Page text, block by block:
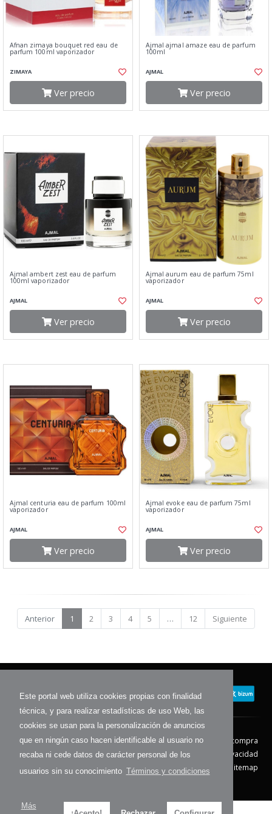
Este portal web utiliza cookies propias con finalidad
técnica, y para realizar estadísticas de uso Web, las
cookies se usan para la personalización de anuncios
que en ningún caso hacen identificable al usuario no
recaba ni cede datos de carácter personal de los
usuarios sin su conocimiento Términos y condiciones
Más
Afnan zimaya bouquet red eau de
parfum 100ml vaporizador
ZIMAYA
Ver precio
Ajmal ajmal amaze eau de parfum
100ml
AJMAL
Ver precio
Ajmal ambert zest eau de parfum
100ml vaporizador
AJMAL
Ver precio
Ajmal aurum eau de parfum 75ml
vaporizador
AJMAL
Ver precio
Ajmal centuria eau de parfum 100ml
vaporizador
AJMAL
Ver precio
Ajmal evoke eau de parfum 75ml
vaporizador
AJMAL
Ver precio
Anterior 1 2 3 4 5 … 12 Siguiente
Contacto Aviso Legal
Condiciones de compra
Política de envíos
Política de devolución
Política de Privacidad
Política de Cookies
Sitemap